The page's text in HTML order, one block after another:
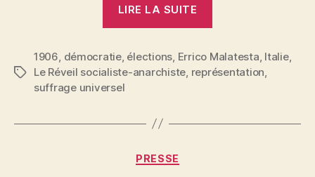
LIRE LA SUITE
Le
suffrage
Étiquettes
1906, démocratie, élections, Errico Malatesta, Italie,
Le Réveil socialiste-anarchiste, représentation,
suffrage universel
Catégories
PRESSE